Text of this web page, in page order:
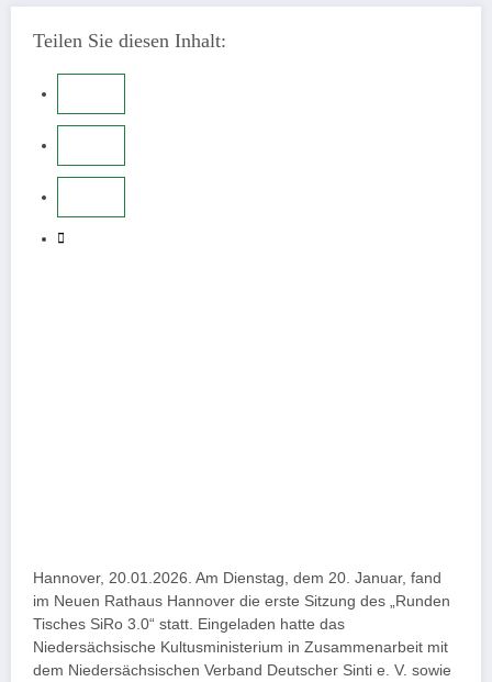
Teilen Sie diesen Inhalt:
Hannover, 20.01.2026. Am Dienstag, dem 20. Januar, fand
im Neuen Rathaus Hannover die erste Sitzung des „Runden
Tisches SiRo 3.0“ statt. Eingeladen hatte das
Niedersächsische Kultusministerium in Zusammenarbeit mit
dem Niedersächsischen Verband Deutscher Sinti e. V. sowie